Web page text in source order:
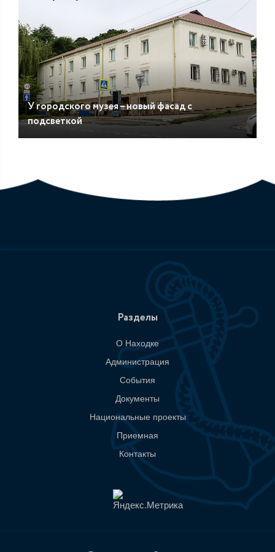
У городского музея – новый фасад с
подсветкой
Разделы
О Находке
Администрация
События
Документы
Национальные проекты
Приемная
Контакты